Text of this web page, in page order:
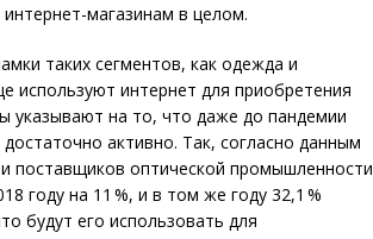
магазинам в целом.
таких сегментов, как одежда и
интернет для приобретения
указывают на то, что даже до пандемии
активно. Так, согласно данным
поставщиков оптической промышленности
году на 11 %, и в том же году 32,1 %
будут его использовать для